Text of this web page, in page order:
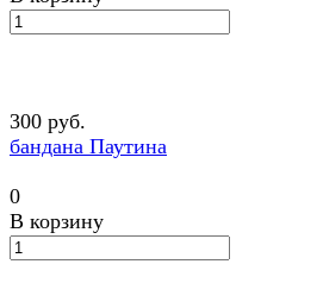
300 руб.
бандана Паутина
0
В корзину